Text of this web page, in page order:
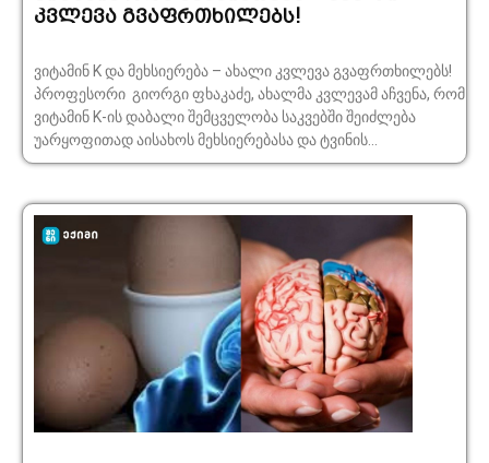
კვლევა გვაფრთხილებს!
ვიტამინ K და მეხსიერება – ახალი კვლევა გვაფრთხილებს!
პროფესორი გიორგი ფხაკაძე, ახალმა კვლევამ აჩვენა, რომ
ვიტამინ K-ის დაბალი შემცველობა საკვებში შეიძლება
უარყოფითად აისახოს მეხსიერებასა და ტვინის...